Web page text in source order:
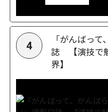
4
「がんばっ
誌 【演技で
界】